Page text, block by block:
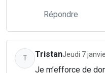
Répondre
T TristanJeudi 7
Je m’efforce de